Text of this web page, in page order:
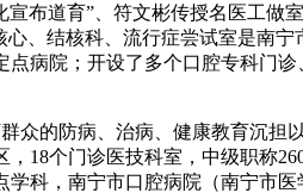
布道育”、符文彬传授名医工
、结核科、流行症尝试室是南
病院；开设了多个口腔专科门
的防病、治病、健康教育沉担
18个门诊医技科室，中级职称
科，南宁市口腔病院（南宁市